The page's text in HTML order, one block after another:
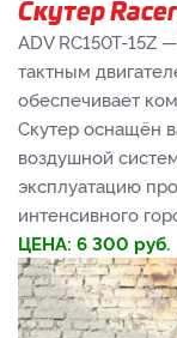
Скутер
ADV RC150T-15Z
тактным
обеспечивает
Скутер оснащён
воздушной
эксплуатацию
интенсивного
ЦЕНА: 6 300 руб.